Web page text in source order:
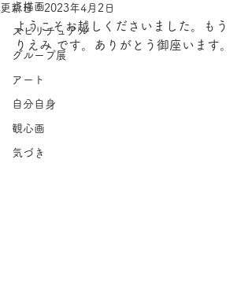
点描画
スピリチュアル
グループ展
アート
自分自身
観心画
気づき
更新日：2023年4月2日
ようこそお越しくださいました。もう
りえみ です。ありがとう御座います。